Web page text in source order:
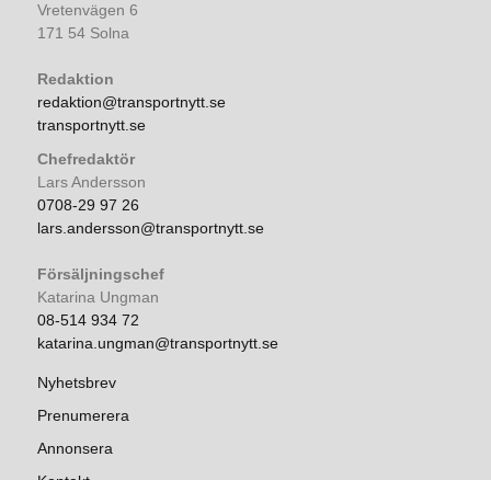
Vretenvägen 6
171 54 Solna
Redaktion
redaktion@transportnytt.se
transportnytt.se
Chefredaktör
Lars Andersson
0708-29 97 26
lars.andersson@transportnytt.se
Försäljningschef
Katarina Ungman
08-514 934 72
katarina.ungman@transportnytt.se
Nyhetsbrev
Prenumerera
Annonsera